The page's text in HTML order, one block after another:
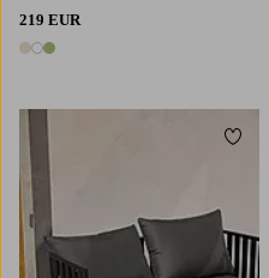
219 EUR
3 värejä